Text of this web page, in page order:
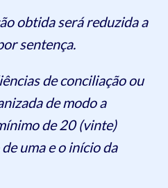
obtida será reduzida a
sentença.
de conciliação ou
de modo a
de 20 (vinte)
uma e o início da